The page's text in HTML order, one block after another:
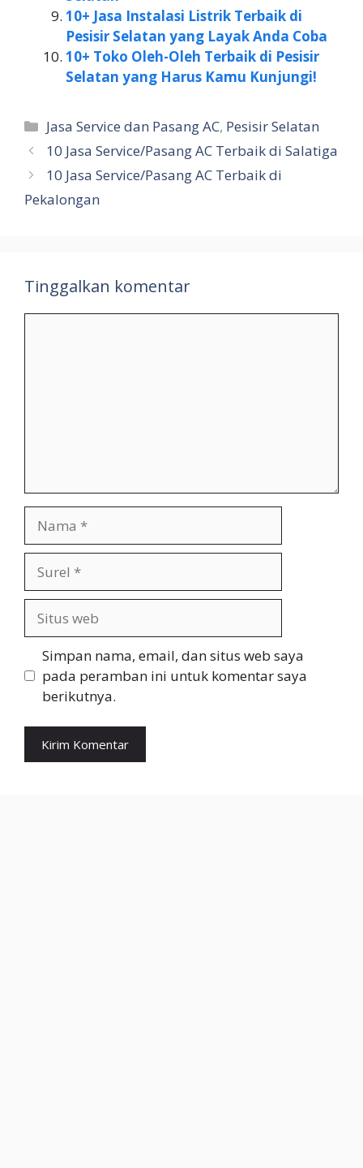
10+ Jasa Instalasi Listrik Terbaik di
Pesisir Selatan yang Layak Anda Coba
10+ Toko Oleh-Oleh Terbaik di Pesisir
Selatan yang Harus Kamu Kunjungi!
Kategori
Jasa Service dan Pasang AC, Pesisir Selatan
10 Jasa Service/Pasang AC Terbaik di Salatiga
10 Jasa Service/Pasang AC Terbaik di
Pekalongan
Tinggalkan komentar
web
Simpan nama, email, dan situs web saya
pada peramban ini untuk komentar saya
berikutnya.